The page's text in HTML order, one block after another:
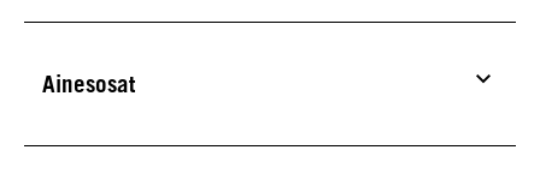
Ainesosat